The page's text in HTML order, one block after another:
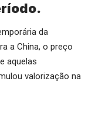
da
a China, o preço
aquelas
valorização na